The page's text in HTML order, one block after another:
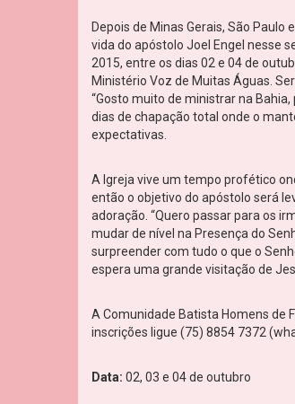
Depois de Minas Gerais, São
vida do apóstolo Joel Engel nesse
2015, entre os dias 02 e 04 de
Ministério Voz de Muitas Águas.
“Gosto muito de ministrar na
dias de chapação total onde o
expectativas.
A Igreja vive um tempo profético
então o objetivo do apóstolo será
adoração. “Quero passar para os
mudar de nível na Presença do
surpreender com tudo o que o
espera uma grande visitação de
A Comunidade Batista Homens de
inscrições ligue (75) 8854 7372
Data: 02, 03 e 04 de outubro